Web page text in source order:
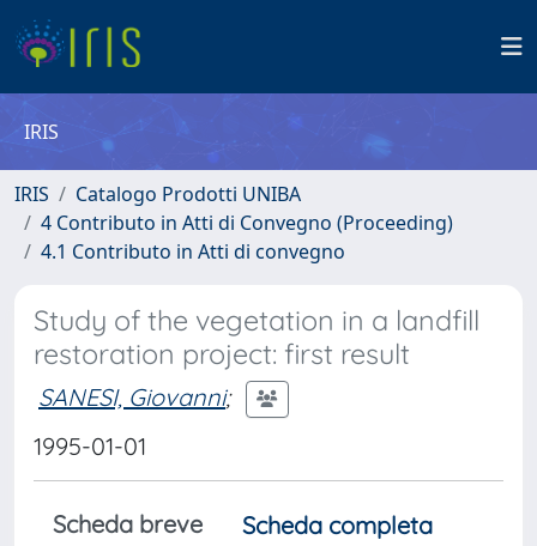
IRIS
IRIS
Catalogo Prodotti UNIBA
4 Contributo in Atti di Convegno (Proceeding)
4.1 Contributo in Atti di convegno
Study of the vegetation in a landfill
restoration project: first result
SANESI, Giovanni;
1995-01-01
Scheda breve
Scheda completa